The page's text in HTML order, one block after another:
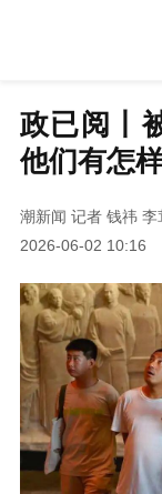
浙台
政已阅丨
他们有怎
潮新闻 记者 钱祎 李
2026-06-02 10:16